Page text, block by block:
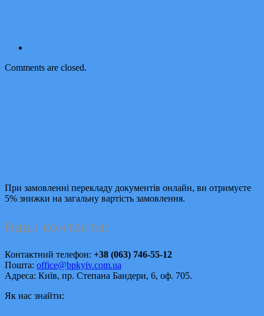
Comments are closed.
При замовленні перекладу документів онлайн, ви отримуєте
5% знижки на загальну вартість замовлення.
Наші контакти:
Контактний телефон: +38 (063) 746-55-12
Пошта: office@bpkyiv.com.ua
Адреса: Київ, пр. Степана Бандери, 6, оф. 705.
Як нас знайти: